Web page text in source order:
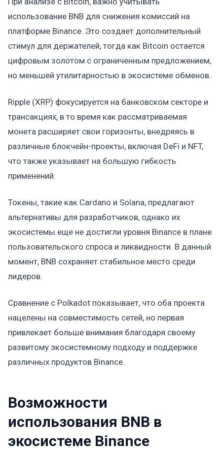
использование BNB для снижения комиссий на
платформе Binance. Это создает дополнительный
стимул для держателей, тогда как Bitcoin остается
цифровым золотом с ограниченным предложением,
но меньшей утилитарностью в экосистеме обменов.
Ripple (XRP) фокусируется на банковском секторе и
трансакциях, в то время как рассматриваемая
монета расширяет свои горизонты, внедряясь в
различные блокчейн-проекты, включая DeFi и NFT,
что также указывает на большую гибкость
применений.
Токены, такие как Cardano и Solana, предлагают
альтернативы для разработчиков, однако их
экосистемы еще не достигли уровня Binance в плане
пользовательского спроса и ликвидности. В данный
момент, BNB сохраняет стабильное место среди
лидеров.
Сравнение с Polkadot показывает, что оба проекта
нацелены на совместимость сетей, но первая
привлекает больше внимания благодаря своему
развитому экосистемному подходу и поддержке
различных продуктов Binance.
Возможности
использования BNB в
экосистеме Binance